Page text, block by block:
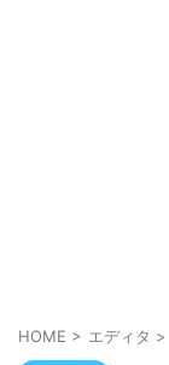
HOME > エディタ >